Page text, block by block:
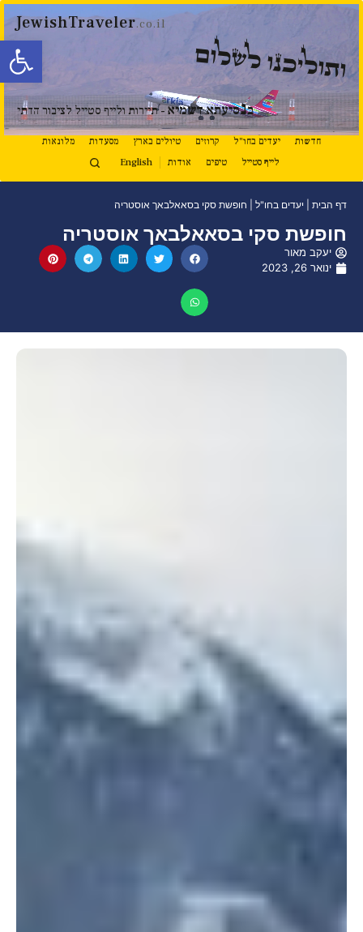
פתח
JewishTraveler.co.il
ותוליכנו לשלום
בנסיעתא דשמיא - תיירות ולייף סטייל לציבור הדתי
חדשות יעדים בחו"ל קרוזים טיולים בארץ מסעדות
מלונאות
לייף סטייל
טיפים אודות English
דף הבית יעדים בחו"ל חופשת סקי בסאאלבאך אוסטריה
חופשת סקי בסאאלבאך אוסטריה
יעקב מאור
ינואר 26, 2023